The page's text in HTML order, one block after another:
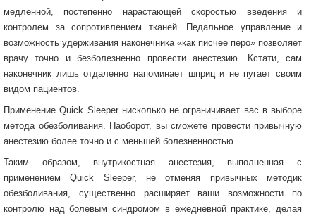
медленной, постепенно нарастающей скоростью введения и
контролем за сопротивлением тканей. Педальное управление и
возможность удерживания наконечника «как писчее перо» позволяет
врачу точно и безболезненно провести анестезию. Кстати, сам
наконечник лишь отдаленно напоминает шприц и не пугает своим
видом пациентов.
Применение Quick Sleeper нисколько не ограничивает вас в выборе
метода обезболивания. Наоборот, вы сможете провести привычную
анестезию более точно и с меньшей болезненностью.
Таким образом, внутрикостная анестезия, выполненная с
применением Quick Sleeper, не отменяя привычных методик
обезболивания, существенно расширяет ваши возможности по
контролю над болевым синдромом в ежедневной практике, делая